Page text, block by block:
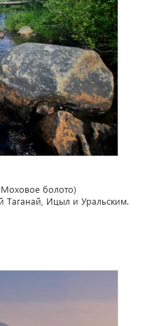
болото)
Ицыл и Уральским.